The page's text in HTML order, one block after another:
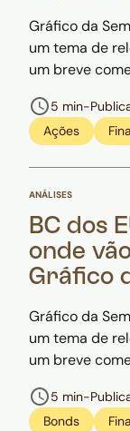
Gráfico da
um tema de
um breve
5 min-
Ações
ANÁLISES
BC dos
onde
Gráfico
Gráfico da
um tema de
um breve
5 min-
Bonds